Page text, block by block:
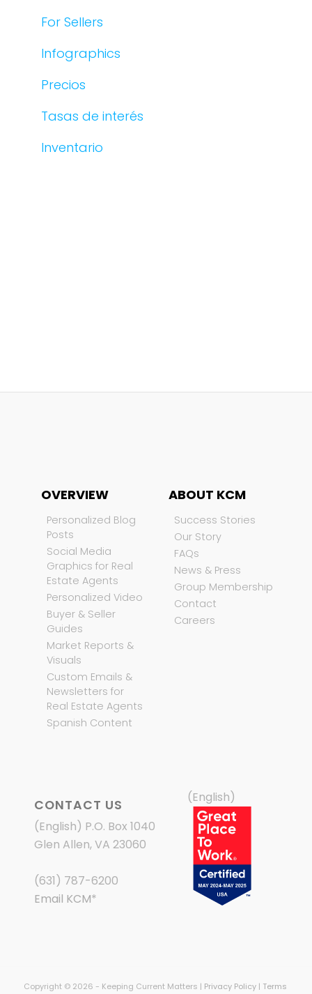
For Sellers
Infographics
Precios
Tasas de interés
Inventario
OVERVIEW
Personalized Blog
Posts
Social Media
Graphics for Real
Estate Agents
Personalized Video
Buyer & Seller
Guides
Market Reports &
Visuals
Custom Emails &
Newsletters for
Real Estate Agents
Spanish Content
ABOUT KCM
Success Stories
Our Story
FAQs
News & Press
Group Membership
Contact
Careers
CONTACT US
(English) P.O. Box 1040
Glen Allen, VA 23060
(631) 787-6200
Email KCM*
(English)
Copyright © 2026 - Keeping Current Matters | Privacy Policy| Terms